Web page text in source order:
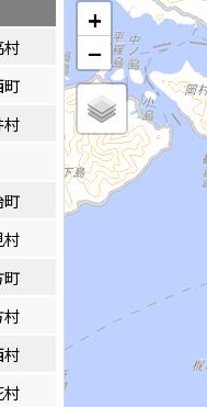
村
町
村
町
村
町
村
村
村
+
−